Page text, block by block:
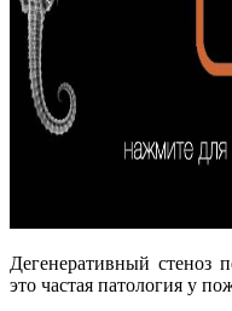
Дегенеративный стеноз
это частая патология у